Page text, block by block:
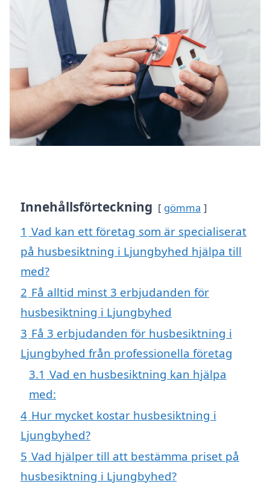
Innehållsförteckning gömma
1 Vad kan ett företag som är specialiserat
på husbesiktning i Ljungbyhed hjälpa till
med?
2 Få alltid minst 3 erbjudanden för
husbesiktning i Ljungbyhed
3 Få 3 erbjudanden för husbesiktning i
Ljungbyhed från professionella företag
3.1 Vad en husbesiktning kan hjälpa
med:
4 Hur mycket kostar husbesiktning i
Ljungbyhed?
5 Vad hjälper till att bestämma priset på
husbesiktning i Ljungbyhed?